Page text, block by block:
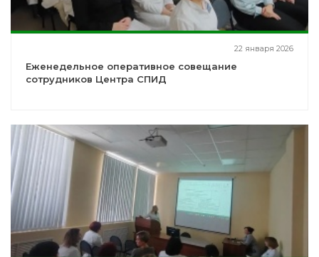
22 января 2026
Еженедельное оперативное совещание
сотрудников Центра СПИД